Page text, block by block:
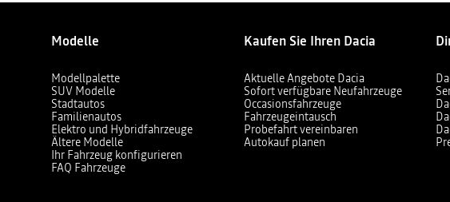
Modelle
Modellpalette
SUV Modelle
Stadtautos
Familienautos
Elektro und Hybridfahrzeuge
Ältere Modelle
Ihr Fahrzeug konfigurieren
FAQ Fahrzeuge
Kaufen Sie Ihren Dacia
Aktuelle Angebote Dacia
Sofort verfügbare Neufahrzeuge
Occasionsfahrzeuge
Fahrzeugeintausch
Probefahrt vereinbaren
Autokauf planen